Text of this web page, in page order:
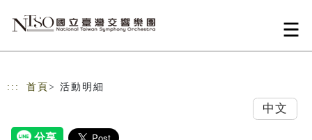
::: 首頁 > 活動明細
中文